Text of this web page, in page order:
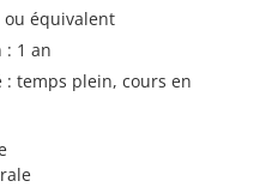
ou équivalent
: 1 an
temps plein, cours en